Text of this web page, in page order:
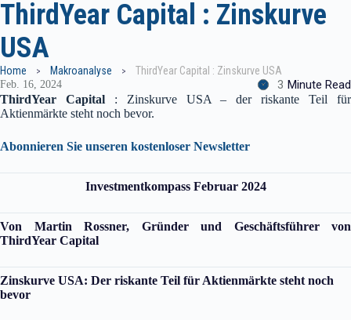
ThirdYear Capital : Zinskurve
USA
Home Makroanalyse ThirdYear Capital : Zinskurve USA
Feb. 16, 2024 3 Minute Read
ThirdYear Capital: Zinskurve USA – der riskante Teil für
Aktienmärkte steht noch bevor.
Abonnieren Sie unseren kostenloser Newsletter
Investmentkompass Februar 2024
Von Martin Rossner, Gründer und Geschäftsführer von
ThirdYear Capital
Zinskurve USA: Der riskante Teil für Aktienmärkte steht noch
bevor